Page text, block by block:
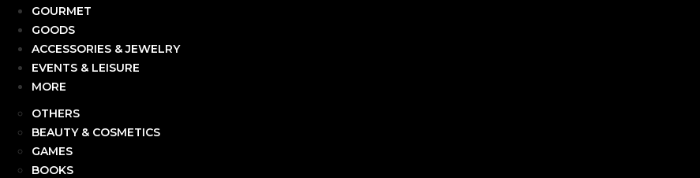
GOURMET
GOODS
ACCESSORIES & JEWELRY
EVENTS & LEISURE
MORE
OTHERS
BEAUTY & COSMETICS
GAMES
BOOKS